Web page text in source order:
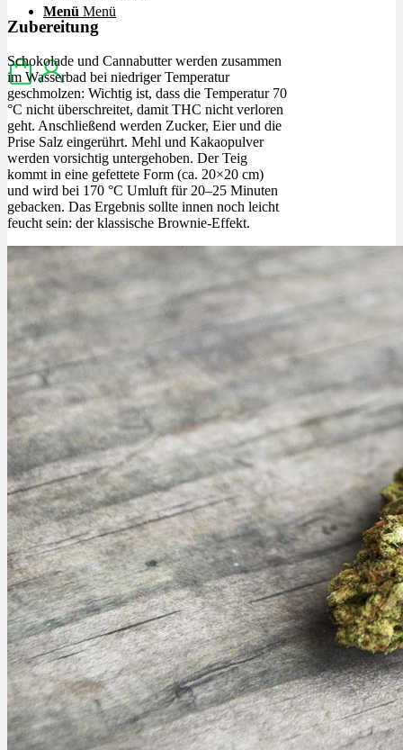
Menü Menü
Zubereitung
Schokolade und Cannabutter werden zusammen
im Wasserbad bei niedriger Temperatur
geschmolzen: Wichtig ist, dass die Temperatur 70
°C nicht überschreitet, damit THC nicht verloren
geht. Anschließend werden Zucker, Eier und die
Prise Salz eingerührt. Mehl und Kakaopulver
werden vorsichtig untergehoben. Der Teig
kommt in eine gefettete Form (ca. 20×20 cm)
und wird bei 170 °C Umluft für 20–25 Minuten
gebacken. Das Ergebnis sollte innen noch leicht
feucht sein: der klassische Brownie-Effekt.